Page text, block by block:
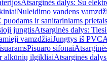
Atsarginės dalys: Su
Nuleidimo vandens
ir sanitariniams
jungtisAtsarginės dalys:
vamzdžiaiJungtys iš PVC
Pisuaro sifonai
alkūnių ilgikliaiAtsarginės